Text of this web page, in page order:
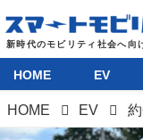
HOME EV
HOME EV